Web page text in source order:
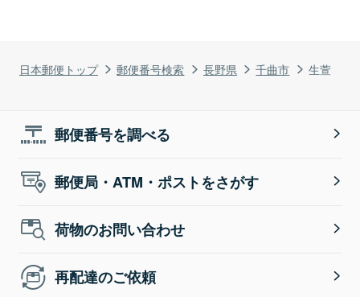
日本郵便トップ 郵便番号検索 長野県 千曲市 生萱
郵便番号を調べる
郵便局・ATM・ポストをさがす
荷物のお問い合わせ
再配達のご依頼